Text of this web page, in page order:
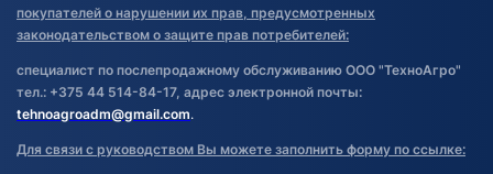
покупателей о нарушении их прав, предусмотренных
законодательством о защите прав потребителей:
специалист по послепродажному обслуживанию ООО "ТехноАгро"
тел.: +375 44 514-84-17, адрес электронной почты:
tehnoagroadm@gmail.com.
Для связи с руководством Вы можете заполнить форму по ссылке: